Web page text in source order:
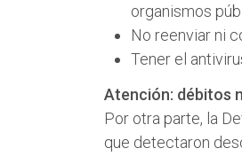
organismos
No reenviar ni
Tener el
Atención: débitos
Por otra parte, la
que detectaron